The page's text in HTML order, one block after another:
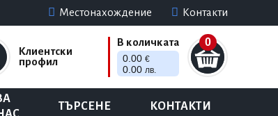
Местонахождение Контакти
Клиентски
профил
0
В количката
0.00 €
0.00 лв.
ТЪРСЕНЕ КОНТАКТИ